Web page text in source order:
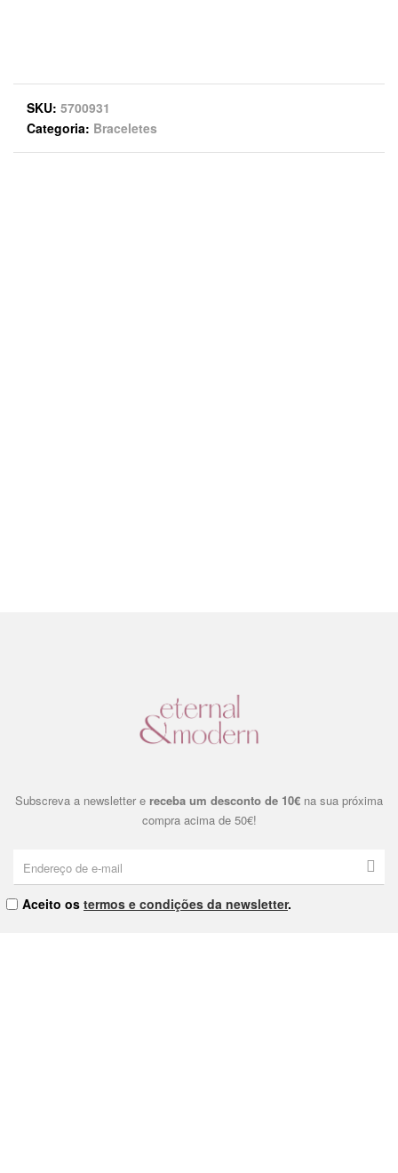
SKU 5700931
Categoria Braceletes
Subscreva a newsletter e receba um desconto de 10€ na sua próxima
compra acima de 50€!
Aceito os termos e condições da newsletter.